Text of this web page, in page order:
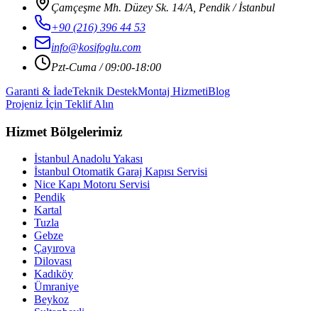
Çamçeşme Mh. Düzey Sk. 14/A, Pendik / İstanbul
+90 (216) 396 44 53
info@kosifoglu.com
Pzt-Cuma / 09:00-18:00
Garanti & İadeTeknik DestekMontaj HizmetiBlog
Projeniz İçin Teklif Alın
Hizmet Bölgelerimiz
İstanbul Anadolu Yakası
İstanbul Otomatik Garaj Kapısı Servisi
Nice Kapı Motoru Servisi
Pendik
Kartal
Tuzla
Gebze
Çayırova
Dilovası
Kadıköy
Ümraniye
Beykoz